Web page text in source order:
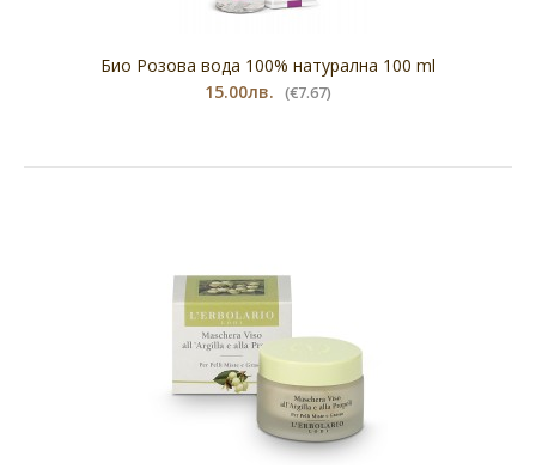
Био Розова вода 100% натурална 100 ml
15.00лв. (€7.67)